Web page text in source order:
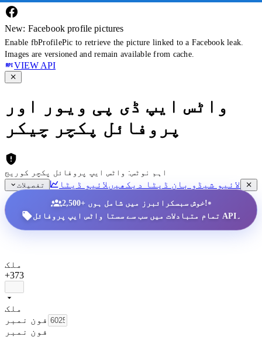
New: Facebook profile pictures
Enable fbProfilePic to retrieve the picture linked to a Facebook leak.
Images are versioned and remain available from cache.
VIEW API
واٹس ایپ ڈی پی ویور اور
پروفائل پکچر چیکر
اہم نوٹس: واٹس ایپ پروفائل پکچر کوریج
تفصیلات
لائیو شیڈو بان ڈیٹا دیکھیں لائیو ڈیٹا
2,500+ خوش سبسکرائبرز میں شامل ہوں!•
تمام متبادلات میں سب سے سستا واٹس ایپ پروفائل API۔
ملک
+373
ملک
فون نمبر
فون نمبر